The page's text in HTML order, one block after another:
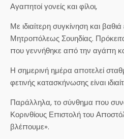
Αγαπητοί γονείς και φίλοι,
Με ιδιαίτερη συγκίνηση και
Μητροπόλεως Σουηδίας.
που γεννήθηκε από την αγάπη
Η σημερινή ημέρα αποτελεί
φετινής κατασκήνωσης είναι
Παράλληλα, το σύνθημα που
Κορινθίους Επιστολή του
βλέπουμε».